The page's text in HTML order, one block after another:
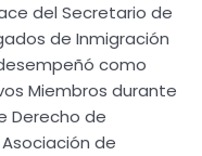
del Secretario de
de Inmigración
como
Miembros durante
Derecho de
de